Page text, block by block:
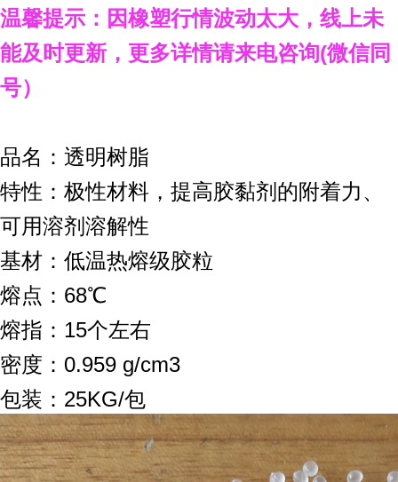
温馨提示：因橡塑行情波动太大，线上未
能及时更新， 更多详情请来电咨询(微信同
号）
品名：透明树脂
特性：极性材料，提高胶黏剂的附着力、
可用溶剂溶解性
基材：低温热熔级胶粒
熔点：68℃
熔指：15个左右
密度：0.959 g/cm3
包装：25KG/包